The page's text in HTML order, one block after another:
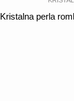
Kristalna perla